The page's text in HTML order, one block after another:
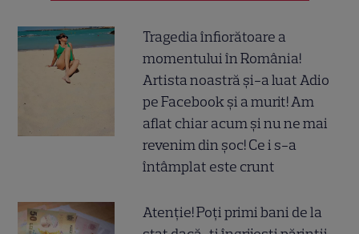
Tragedia înfiorătoare a
momentului în România!
Artista noastră și-a luat Adio
pe Facebook și a murit! Am
aflat chiar acum și nu ne mai
revenim din șoc! Ce i s-a
întâmplat este crunt
Atenție! Poți primi bani de la